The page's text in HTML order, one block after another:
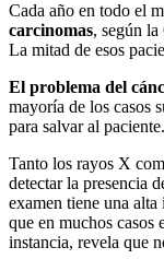
Cada año en todo el
carcinomas, según
La mitad de esos
El problema del
mayoría de los casos
para salvar al paciente.
Tanto los rayos X
detectar la presencia
examen tiene una
que en muchos casos
instancia, revela que